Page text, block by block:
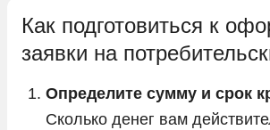
Как подготовиться к
заявки на
Определите сумму и срок
Сколько денег вам